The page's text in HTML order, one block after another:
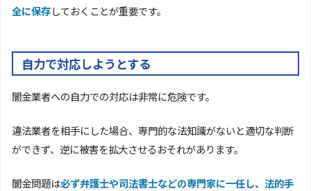
全に保存しておくことが重要です。
自力で対応しようとする
闇金業者への自力での対応は非常に危険です。
違法業者を相手にした場合、専門的な法知識がないと適切な判断
ができず、逆に被害を拡大させるおそれがあります。
闇金問題は必ず弁護士や司法書士などの専門家に一任し、法的手